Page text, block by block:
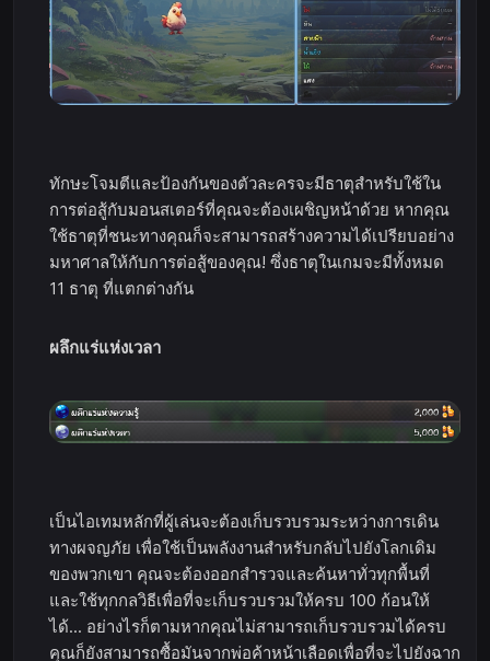
ทักษะโจมตีและป้องกันของตัวละครจะมีธาตุสำหรับใช้ใน
การต่อสู้กับมอนสเตอร์ที่คุณจะต้องเผชิญหน้าด้วย หากคุณ
ใช้ธาตุที่ชนะทางคุณก็จะสามารถสร้างความได้เปรียบอย่าง
มหาศาลให้กับการต่อสู้ของคุณ! ซึ่งธาตุในเกมจะมีทั้งหมด
11 ธาตุ ที่แตกต่างกัน
ผลึกแร่แห่งเวลา
เป็นไอเทมหลักที่ผู้เล่นจะต้องเก็บรวบรวมระหว่างการเดิน
ทางผจญภัย เพื่อใช้เป็นพลังงานสำหรับกลับไปยังโลกเดิม
ของพวกเขา คุณจะต้องออกสำรวจและค้นหาทั่วทุกพื้นที่
และใช้ทุกกลวิธีเพื่อที่จะเก็บรวบรวมให้ครบ 100 ก้อนให้
ได้... อย่างไรก็ตามหากคุณไม่สามารถเก็บรวบรวมได้ครบ
คุณก็ยังสามารถซื้อมันจากพ่อค้าหน้าเลือดเพื่อที่จะไปยังฉาก